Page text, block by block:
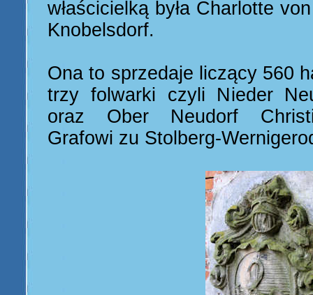
właścicielką była Charlotte
Knobelsdorf.
Ona to sprzedaje liczący 560
trzy folwarki czyli Nieder
oraz Ober Neudorf
Grafowi zu Stolberg-